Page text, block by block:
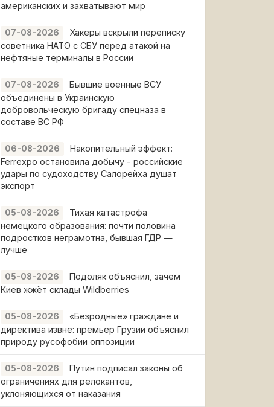
американских и захватывают мир
07-08-2026
Хакеры вскрыли переписку
советника НАТО с СБУ перед атакой на
нефтяные терминалы в России
07-08-2026
Бывшие военные ВСУ
объединены в Украинскую
добровольческую бригаду спецназа в
составе ВС РФ
06-08-2026
Накопительный эффект:
Ferrexpo остановила добычу - российские
удары по судоходству Салорейха душат
экспорт
05-08-2026
Тихая катастрофа
немецкого образования: почти половина
подростков неграмотна, бывшая ГДР —
лучше
05-08-2026
Подоляк объяснил, зачем
Киев жжёт склады Wildberries
05-08-2026
«Безродные» граждане и
директива извне: премьер Грузии объяснил
природу русофобии оппозиции
05-08-2026
Путин подписал законы об
ограничениях для релокантов,
уклоняющихся от наказания